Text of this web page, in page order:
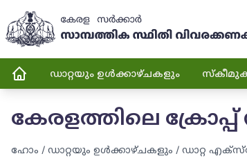
ഡാറ്റയും ഉൾക്കാഴ്ചകളും
കേരളത്തിലെ ക്രോപ്പ്
ഹോം / ഡാറ്റയും ഉൾക്കാഴ്ചകളും / ഡാറ്റ